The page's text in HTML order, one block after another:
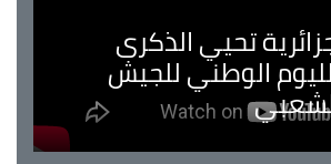
تحيي الذكرى
الوطني للجيش